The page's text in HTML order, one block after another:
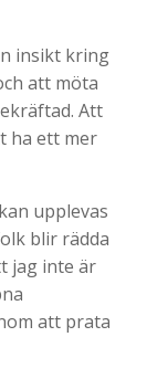
insikt kring
att möta
Att
ha ett mer
upplevas
blir rädda
jag inte är
att prata